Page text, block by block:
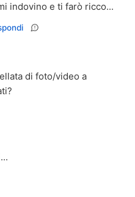
indovino e ti farò ricco...
di foto/video a